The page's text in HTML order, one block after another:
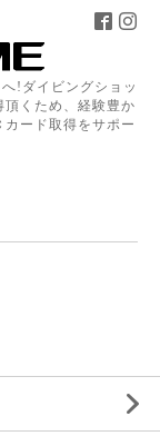
!ダイビングショッ
くため、経験豊か
ード取得をサポー